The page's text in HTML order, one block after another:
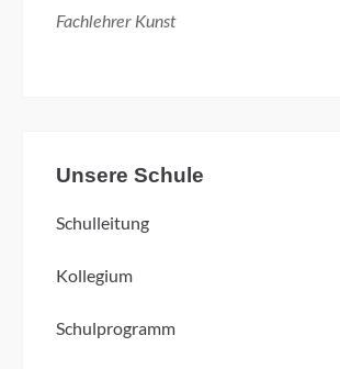
Fachlehrer Kunst
Unsere Schule
Schulleitung
Kollegium
Schulprogramm